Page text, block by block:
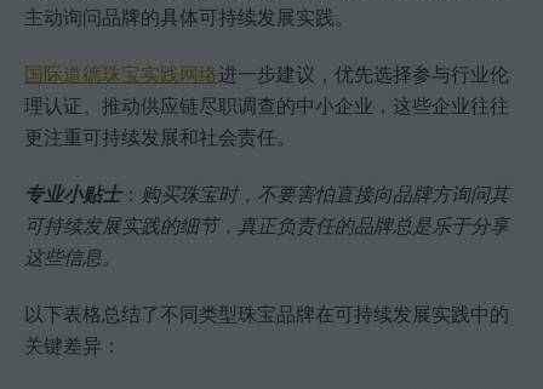
主动询问品牌的具体可持续发展实践。
国际道德珠宝实践网络进一步建议，优先选择参与行业伦
理认证、推动供应链尽职调查的中小企业，这些企业往往
更注重可持续发展和社会责任。
专业小贴士： 购买珠宝时，不要害怕直接向品牌方询问其
可持续发展实践的细节，真正负责任的品牌总是乐于分享
这些信息。
以下表格总结了不同类型珠宝品牌在可持续发展实践中的
关键差异：